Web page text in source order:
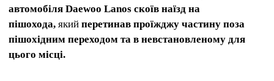
автомобіля Daewoo Lanos скоїв наїзд на
пішохода, який перетинав проїжджу частину поза
пішохідним переходом та в невстановленому для
цього місці.